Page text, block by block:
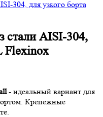
стали AISI-304,
Flexinox
- идеальный вариант для
Крепежные